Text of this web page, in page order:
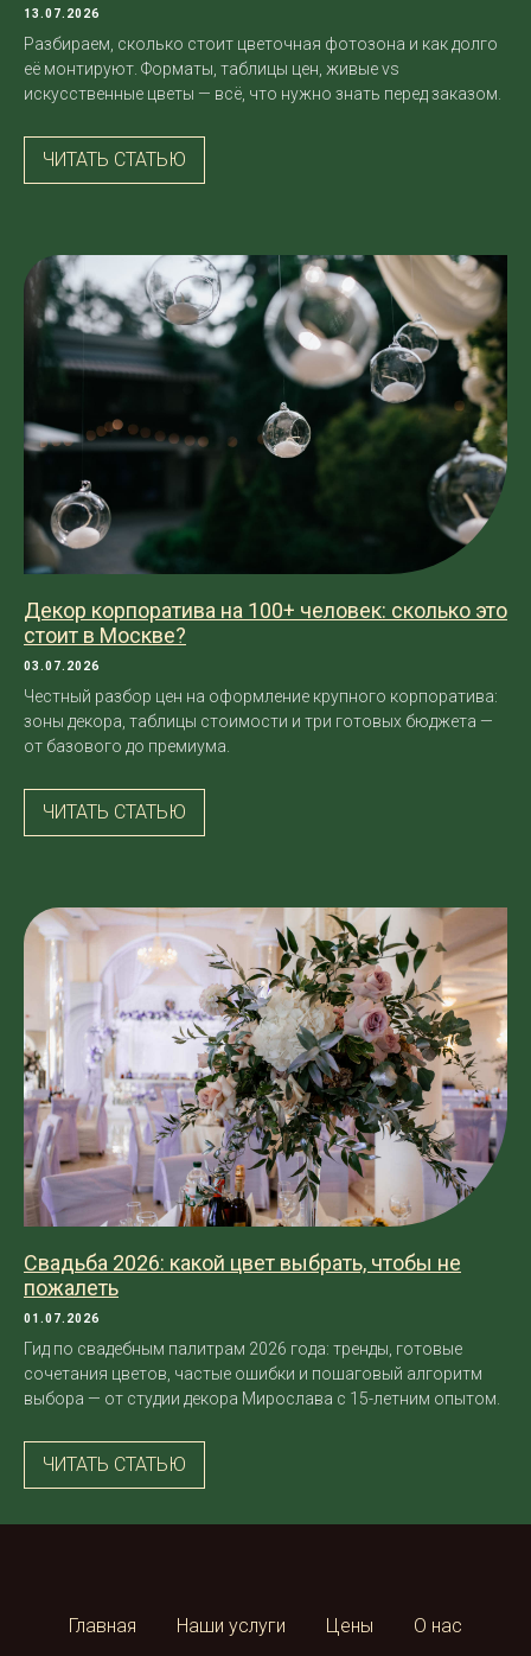
13.07.2026
Разбираем, сколько стоит цветочная фотозона и как долго
её монтируют. Форматы, таблицы цен, живые vs
искусственные цветы — всё, что нужно знать перед заказом.
ЧИТАТЬ СТАТЬЮ
Декор корпоратива на 100+ человек: сколько это
стоит в Москве?
03.07.2026
Честный разбор цен на оформление крупного корпоратива:
зоны декора, таблицы стоимости и три готовых бюджета —
от базового до премиума.
ЧИТАТЬ СТАТЬЮ
Свадьба 2026: какой цвет выбрать, чтобы не
пожалеть
01.07.2026
Гид по свадебным палитрам 2026 года: тренды, готовые
сочетания цветов, частые ошибки и пошаговый алгоритм
выбора — от студии декора Мирослава с 15-летним опытом.
ЧИТАТЬ СТАТЬЮ
Главная Наши услуги Цены О нас